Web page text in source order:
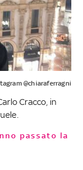
@chiaraferragni
Cracco, in